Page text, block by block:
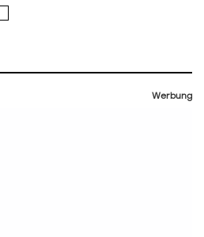
Werbung